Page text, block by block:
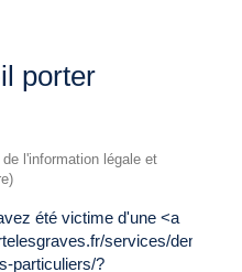
porter
l'information légale et
été victime d'une <a
services/
particuliers/?